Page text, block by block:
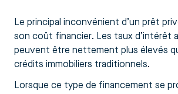
Le principal inconvénient d’un prêt
son coût financier. Les taux d’intérêt
peuvent être nettement plus élevés
crédits immobiliers traditionnels.
Lorsque ce type de financement se